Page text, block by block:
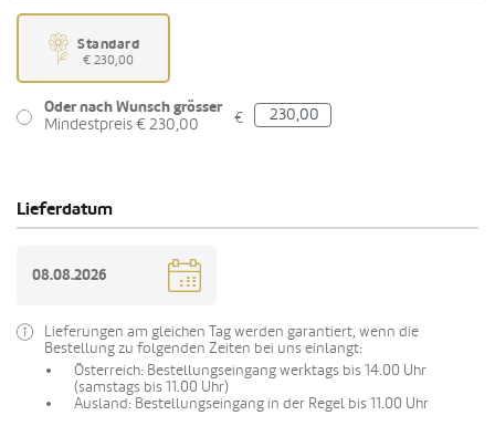
Standard
€ 230,00
Oder nach Wunsch grösser
Mindestpreis € 230,00
€
Lieferdatum
Lieferungen am gleichen Tag werden garantiert, wenn die
Bestellung zu folgenden Zeiten bei uns einlangt:
Österreich: Bestellungseingang werktags bis 14.00 Uhr
(samstags bis 11.00 Uhr)
Ausland: Bestellungseingang in der Regel bis 11.00 Uhr